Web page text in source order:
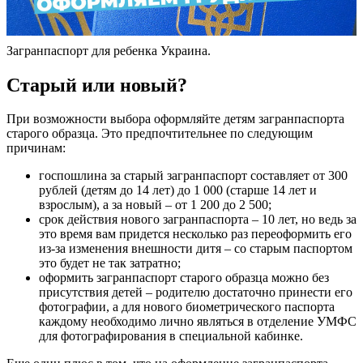
Загранпаспорт для ребенка Украина.
Старый или новый?
При возможности выбора оформляйте детям загранпаспорта
старого образца. Это предпочтительнее по следующим
причинам:
госпошлина за старый загранпаспорт составляет от 300
рублей (детям до 14 лет) до 1 000 (старше 14 лет и
взрослым), а за новый – от 1 200 до 2 500;
срок действия нового загранпаспорта – 10 лет, но ведь за
это время вам придется несколько раз переоформить его
из-за изменения внешности дитя – со старым паспортом
это будет не так затратно;
оформить загранпаспорт старого образца можно без
присутствия детей – родителю достаточно принести его
фотографии, а для нового биометрического паспорта
каждому необходимо лично являться в отделение УМФС
для фотографирования в специальной кабинке.